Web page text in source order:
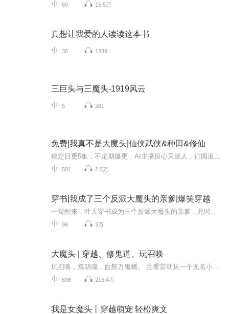
69 15.5万
真想让我爱的人读读这本书
36 1339
三巨头与三魔头-1919风云
5 281
免费|我真不是大魔头|仙侠武侠&种田&修仙
501 2.5万
穿书|我成了三个反派大魔头的亲爹|爆笑穿越
96 3万
大魔头 | 穿越、修鬼道、玩召唤
838 216.4万
我是女魔头丨穿越萌宠 轻松爽文